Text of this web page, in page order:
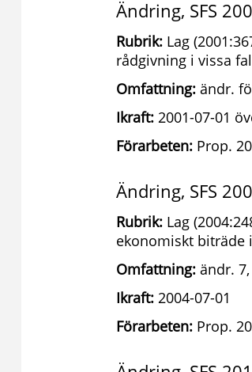
Ändring, SFS
Rubrik: Lag
rådgivning i vissa
Omfattning: ändr.
Ikraft: 2001-07-01
Förarbeten: Prop.
Ändring, SFS
Rubrik: Lag
ekonomiskt biträde
Omfattning: ändr. 7,
Ikraft: 2004-07-01
Förarbeten: Prop.